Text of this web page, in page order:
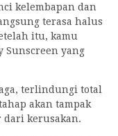
kelembapan dan
terasa halus
itu, kamu
Sunscreen yang
terlindungi total
akan tampak
kerusakan.